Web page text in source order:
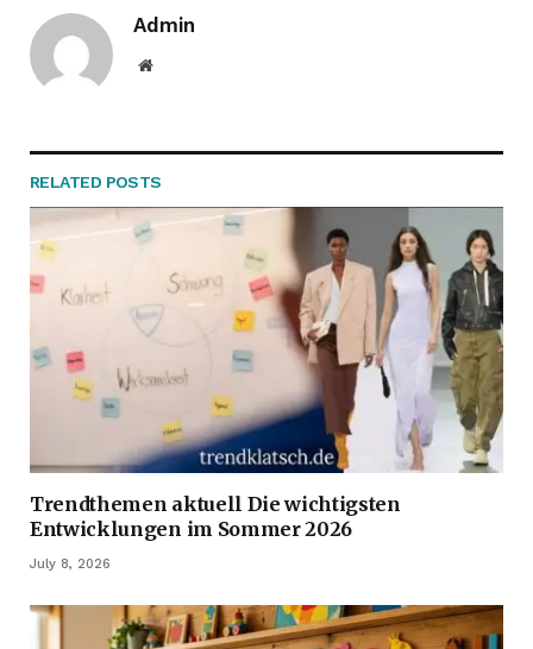
Admin
Website
RELATED POSTS
Trendthemen aktuell Die wichtigsten
Entwicklungen im Sommer 2026
July 8, 2026